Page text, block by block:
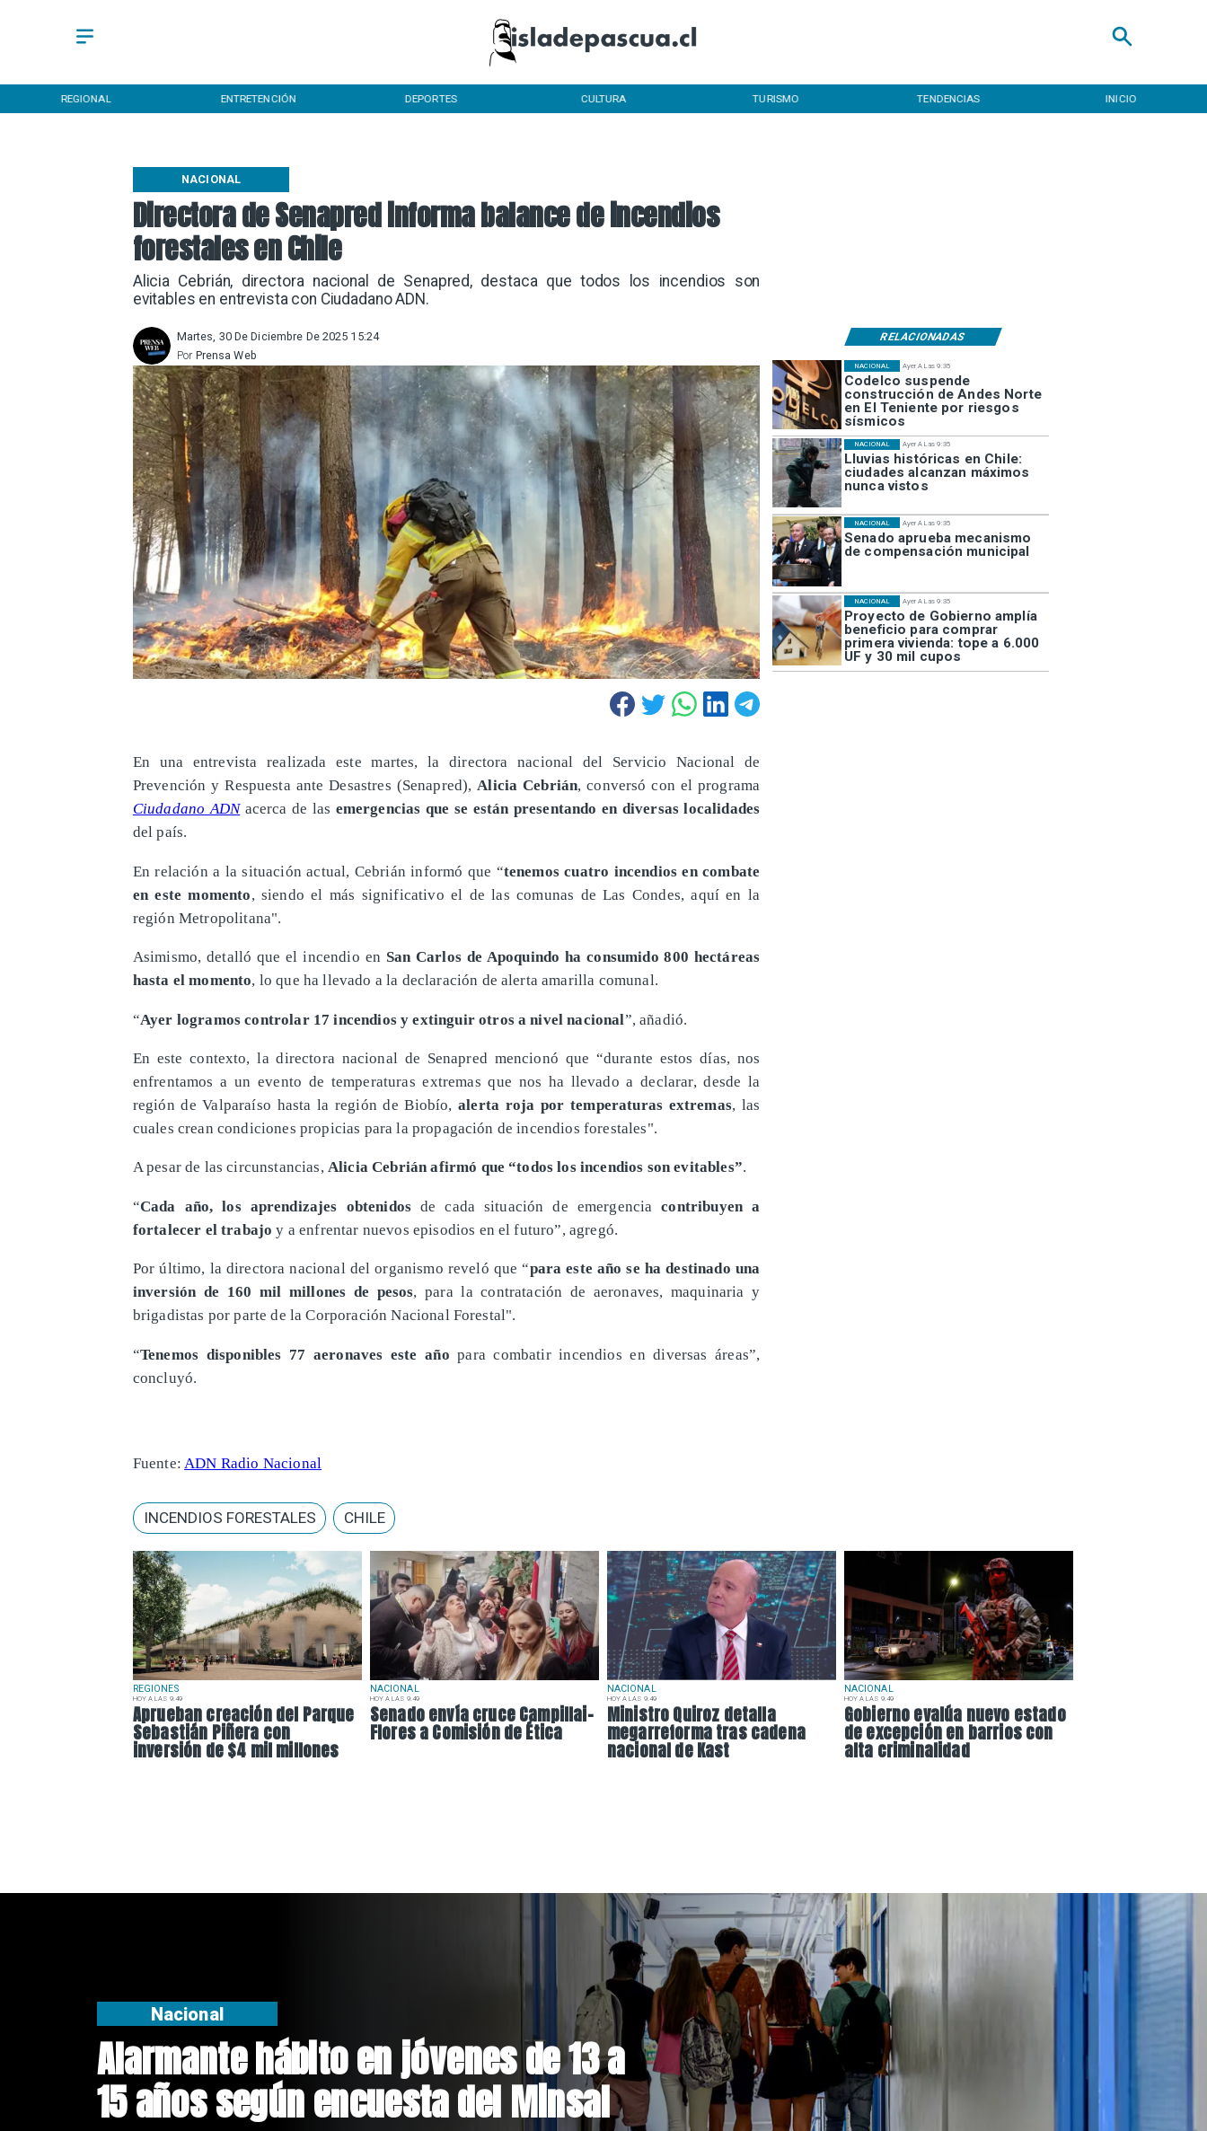
REGIONAL ENTRETENCIÓN DEPORTES CULTURA TURISMO TENDENCIAS INICIO
Directora de Senapred informa balance de incendios
forestales en Chile
Alicia Cebrián, directora nacional de Senapred, destaca que todos los incendios son
evitables en entrevista con Ciudadano ADN.
NACIONAL
RELACIONADAS
Martes, 30 De Diciembre De 2025 15:24
Prensa Web
Por
REGIONES
HOY A LAS 9:49
Aprueban creación del Parque
Sebastián Piñera con
inversión de $4 mil millones
NACIONAL
HOY A LAS 9:49
Senado envía cruce Campillai-
Flores a Comisión de Ética
NACIONAL
HOY A LAS 9:49
Ministro Quiroz detalla
megarreforma tras cadena
nacional de Kast
NACIONAL
HOY A LAS 9:49
Gobierno evalúa nuevo estado
de excepción en barrios con
alta criminalidad
Ayer A Las 9:35
Codelco suspende
construcción de Andes Norte
en El Teniente por riesgos
sísmicos
NACIONAL
Ayer A Las 9:35
Lluvias históricas en Chile:
ciudades alcanzan máximos
nunca vistos
NACIONAL
Ayer A Las 9:35
Senado aprueba mecanismo
de compensación municipal
NACIONAL
Ayer A Las 9:35
Proyecto de Gobierno amplía
beneficio para comprar
primera vivienda: tope a 6.000
UF y 30 mil cupos
NACIONAL
En una entrevista realizada este martes, la directora nacional del Servicio Nacional de
Prevención y Respuesta ante Desastres (Senapred),Alicia Cebrián, conversó con el programa
Ciudadano ADNacerca de las emergencias que se están presentando en diversas localidades
del país.
En relación a la situación actual, Cebrián informó que “tenemos cuatro incendios en combate
en este momento, siendo el más significativo el de las comunas de Las Condes, aquí en la
región Metropolitana".
Asimismo, detalló que el incendio en San Carlos de Apoquindo ha consumido 800 hectáreas
hasta el momento, lo que ha llevado a la declaración de alerta amarilla comunal.
“Ayer logramos controlar 17 incendios y extinguir otros a nivel nacional”, añadió.
En este contexto, la directora nacional de Senapred mencionó que “durante estos días, nos
enfrentamos a un evento de temperaturas extremas que nos ha llevado a declarar, desde la
región de Valparaíso hasta la región de Biobío,alerta roja por temperaturas extremas, las
cuales crean condiciones propicias para la propagación de incendios forestales".
A pesar de las circunstancias, Alicia Cebrián afirmó que “todos los incendios son evitables”.
“Cada año, los aprendizajes obtenidos de cada situación de emergenciacontribuyen a
fortalecer el trabajo y a enfrentar nuevos episodios en el futuro”, agregó.
Por último, la directora nacional del organismo reveló que “para este año se ha destinado una
inversión de 160 mil millones de pesos, para la contratación de aeronaves, maquinaria y
brigadistas por parte de la Corporación Nacional Forestal".
“Tenemos disponibles 77 aeronaves este añopara combatir incendios en diversas áreas”,
concluyó.
Fuente:ADN Radio Nacional
INCENDIOS FORESTALES CHILE
Aprueban creación del Parque
Sebastián Piñera con inversión de
Regiones